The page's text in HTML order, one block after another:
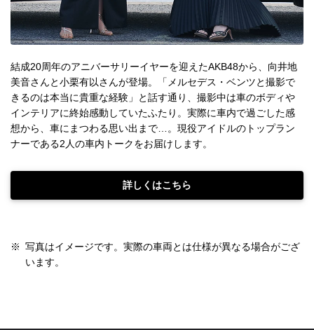
結成20周年のアニバーサリーイヤーを迎えたAKB48から、向井地
美音さんと小栗有以さんが登場。「メルセデス・ベンツと撮影で
きるのは本当に貴重な経験」と話す通り、撮影中は車のボディや
インテリアに終始感動していたふたり。実際に車内で過ごした感
想から、車にまつわる思い出まで…。現役アイドルのトップラン
ナーである2人の車内トークをお届けします。
詳しくはこちら
※ 写真はイメージです。実際の車両とは仕様が異なる場合がござ
います。